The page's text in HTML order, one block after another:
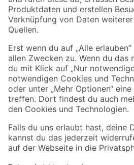
Sicher einkaufen
Jetzt die toom-App herunterladen
Alle Preisangaben in EUR inkl. gesetzl. MwSt.. Die
Umständen nicht in allen Märkten verfügbar. Die
Produkte nur solange der Vorrat reicht.